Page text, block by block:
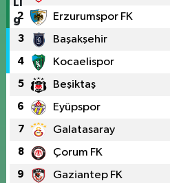
2 Erzurumspor FK
3 Başakşehir
4 Kocaelispor
5 Beşiktaş
6 Eyüpspor
7 Galatasaray
8 Çorum FK
9 Gaziantep FK